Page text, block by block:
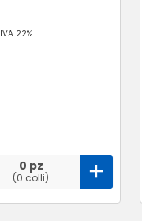
IVA 22%
0 pz
(0 colli)